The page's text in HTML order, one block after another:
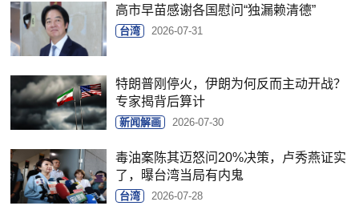
高市早苗感谢各国慰问“独漏赖清德”
台湾 2026-07-31
特朗普刚停火，伊朗为何反而主动开战？
专家揭背后算计
新闻解画 2026-07-30
毒油案陈其迈怒问20%决策，卢秀燕证实
了，曝台湾当局有内鬼
台湾 2026-07-28